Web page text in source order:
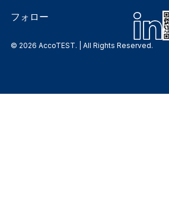
フォロー
© 2026 AccoTEST. | All Rights Reserved.